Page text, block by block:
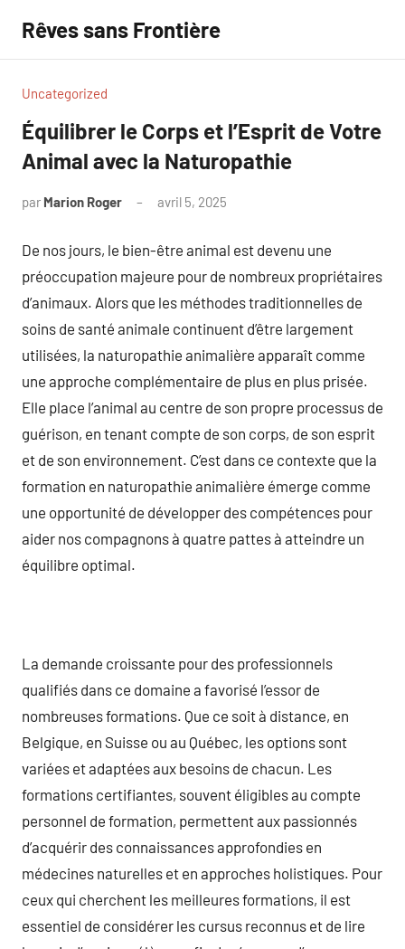
contenu
Rêves sans Frontière
Uncategorized
Équilibrer le Corps et l’Esprit de Votre
Animal avec la Naturopathie
par Marion Roger avril 5, 2025
De nos jours, le bien-être animal est devenu une
préoccupation majeure pour de nombreux propriétaires
d’animaux. Alors que les méthodes traditionnelles de
soins de santé animale continuent d’être largement
utilisées, la naturopathie animalière apparaît comme
une approche complémentaire de plus en plus prisée.
Elle place l’animal au centre de son propre processus de
guérison, en tenant compte de son corps, de son esprit
et de son environnement. C’est dans ce contexte que la
formation en naturopathie animalière émerge comme
une opportunité de développer des compétences pour
aider nos compagnons à quatre pattes à atteindre un
équilibre optimal.
La demande croissante pour des professionnels
qualifiés dans ce domaine a favorisé l’essor de
nombreuses formations. Que ce soit à distance, en
Belgique, en Suisse ou au Québec, les options sont
variées et adaptées aux besoins de chacun. Les
formations certifiantes, souvent éligibles au compte
personnel de formation, permettent aux passionnés
d’acquérir des connaissances approfondies en
médecines naturelles et en approches holistiques. Pour
ceux qui cherchent les meilleures formations, il est
essentiel de considérer les cursus reconnus et de lire